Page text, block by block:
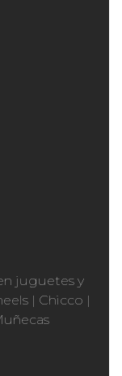
juguetes y
| Chicco |